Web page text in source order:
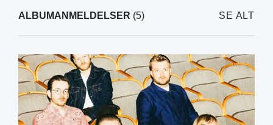
ALBUMANMELDELSER (5) SE ALT